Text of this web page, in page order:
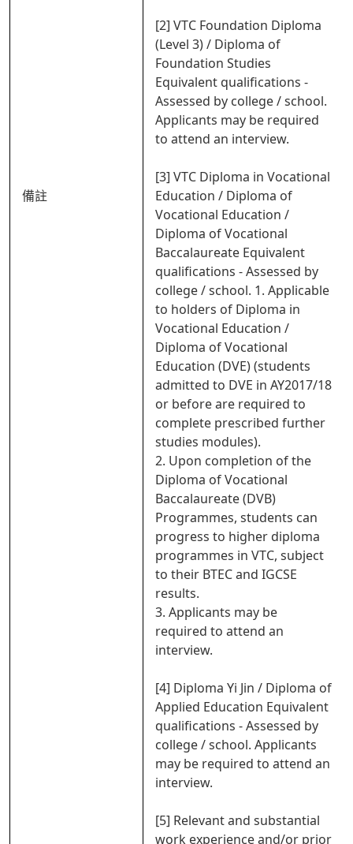
備註
[2] VTC Foundation Diploma
(Level 3) / Diploma of
Foundation Studies
Equivalent qualifications -
Assessed by college / school.
Applicants may be required
to attend an interview.
[3] VTC Diploma in Vocational
Education / Diploma of
Vocational Education /
Diploma of Vocational
Baccalaureate Equivalent
qualifications - Assessed by
college / school. 1. Applicable
to holders of Diploma in
Vocational Education /
Diploma of Vocational
Education (DVE) (students
admitted to DVE in AY2017/18
or before are required to
complete prescribed further
studies modules).
2. Upon completion of the
Diploma of Vocational
Baccalaureate (DVB)
Programmes, students can
progress to higher diploma
programmes in VTC, subject
to their BTEC and IGCSE
results.
3. Applicants may be
required to attend an
interview.
[4] Diploma Yi Jin / Diploma of
Applied Education Equivalent
qualifications - Assessed by
college / school. Applicants
may be required to attend an
interview.
[5] Relevant and substantial
work experience and/or prior